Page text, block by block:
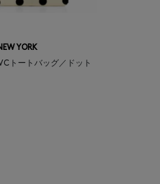
YORK
トートバッグ／ドット